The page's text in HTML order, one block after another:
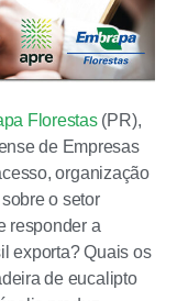
Florestas(PR),
de Empresas
organização
o setor
responder a
exporta? Quais os
de eucalipto